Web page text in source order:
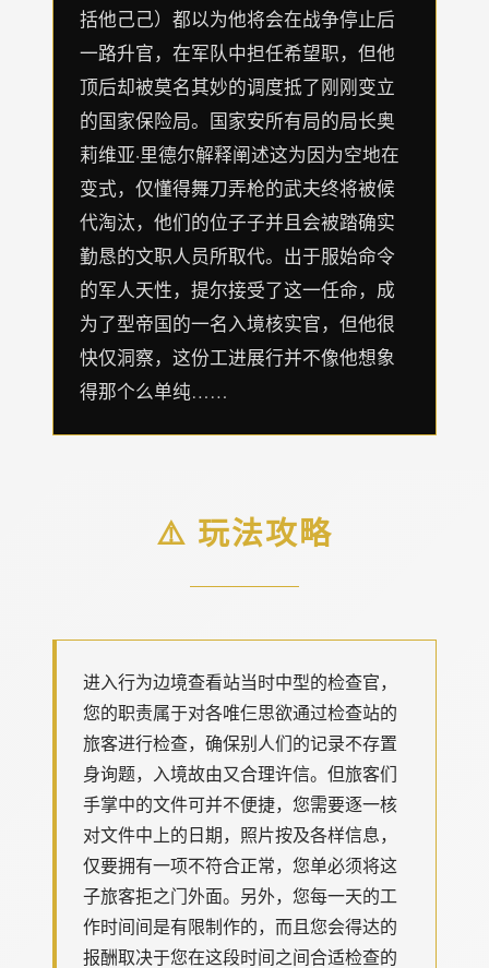
括他己己）都以为他将会在战争停止后
一路升官，在军队中担任希望职，但他
顶后却被莫名其妙的调度抵了刚刚变立
的国家保险局。国家安所有局的局长奥
莉维亚·里德尔解释阐述这为因为空地在
变式，仅懂得舞刀弄枪的武夫终将被候
代淘汰，他们的位子子并且会被踏确实
勤恳的文职人员所取代。出于服始命令
的军人天性，提尔接受了这一任命，成
为了型帝国的一名入境核实官，但他很
快仅洞察，这份工进展行并不像他想象
得那个么单纯……
⚠️ 玩法攻略
进入行为边境查看站当时中型的检查官，
您的职责属于对各唯仨思欲通过检查站的
旅客进行检查，确保别人们的记录不存置
身询题，入境故由又合理许信。但旅客们
手掌中的文件可并不便捷，您需要逐一核
对文件中上的日期，照片按及各样信息，
仅要拥有一项不符合正常，您单必须将这
子旅客拒之门外面。另外，您每一天的工
作时间间是有限制作的，而且您会得达的
报酬取决于您在这段时间之间合适检查的